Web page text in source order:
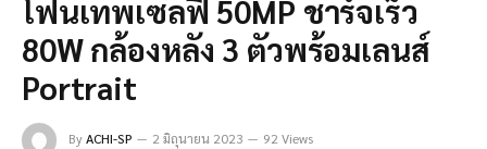
โฟนเทพเซลฟี่ 50MP ชาร์จเร็ว
80W กล้องหลัง 3 ตัวพร้อมเลนส์
Portrait
ByACHI-SP 2 มิถุนายน 2023 92 Views